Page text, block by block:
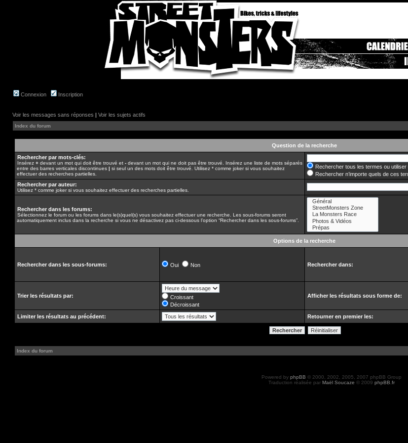
Connexion Inscription
Voir les messages sans réponses | Voir les sujets actifs
Index du forum
Question de la recherche
Rechercher par mots-clés:
Insérez + devant un mot qui doit être trouvé et - devant un mot qui ne doit pas être trouvé. Insérez une liste de mots séparés
entre des barres verticales discontinues | si seul un des mots doit être trouvé. Utilisez * comme joker si vous souhaitez
effectuer des recherches partielles.
Rechercher tous les termes ou
Rechercher n’importe quels de ces
Rechercher par auteur:
Utilisez * comme joker si vous souhaitez effectuer des recherches partielles.
Rechercher dans les forums:
Sélectionnez le forum ou les forums dans le(s)quel(s) vous souhaitez effectuer une recherche. Les sous-forums seront
automatiquement inclus dans la recherche si vous ne désactivez pas ci-dessous l’option “Rechercher dans les sous-forums”.
Options de la recherche
Rechercher dans les sous-forums: Oui Non Rechercher dans:
Trier les résultats par:
Croissant
Décroissant
Afficher les résultats sous forme de:
Limiter les résultats au précédent: Retourner en premier les:
Index du forum
Powered by phpBB © 2000, 2002, 2005, 2007 phpBB Group
Traduction réalisée par Maël Soucaze © 2009 phpBB.fr